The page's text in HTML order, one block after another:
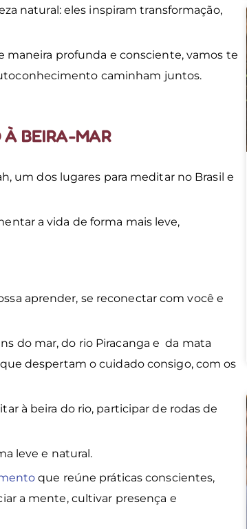
natural: eles inspiram transformação,
maneira profunda e consciente, vamos te
caminham juntos.
À BEIRA-MAR
um dos lugares para meditar no Brasil e
a vida de forma mais leve,
aprender, se reconectar com você e
do mar, do rio Piracanga e da mata
despertam o cuidado consigo, com os
à beira do rio, participar de rodas de
leve e natural.
que reúne práticas conscientes,
a mente, cultivar presença e